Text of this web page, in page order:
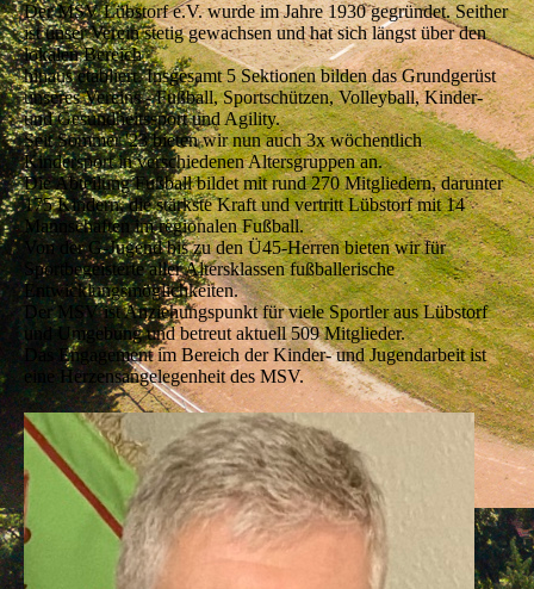
Der MSV Lübstorf e.V. wurde im Jahre 1930 gegründet. Seither
ist unser Verein stetig gewachsen und hat sich längst über den
lokalen Bereich
hinaus etabliert. Insgesamt 5 Sektionen bilden das Grundgerüst
unseres Vereins - Fußball, Sportschützen, Volleyball, Kinder-
und Gesundheitssport und Agility.
Seit Sommer '23 bieten wir nun auch 3x wöchentlich
Kindersport in verschiedenen Altersgruppen an.
Die Abteilung Fußball bildet mit rund 270 Mitgliedern, darunter
175 Kindern, die stärkste Kraft und vertritt Lübstorf mit 14
Mannschaften im regionalen Fußball.
Von der G-Jugend bis zu den Ü45-Herren bieten wir für
Sportbegeisterte aller Altersklassen fußballerische
Entwicklungsmöglichkeiten.
Der MSV ist Anziehungspunkt für viele Sportler aus Lübstorf
und Umgebung und betreut aktuell 509 Mitglieder.
Das Engagement im Bereich der Kinder- und Jugendarbeit ist
eine Herzensangelegenheit des MSV.